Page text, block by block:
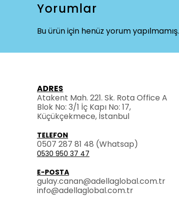
Yorumlar
Bu ürün için henüz yorum yapılmamış.
ADRES
Atakent Mah. 221. Sk. Rota Office A
Blok No: 3/1 İç Kapı No: 17,
Küçükçekmece, İstanbul
TELEFON
0507 287 81 48 (Whatsap)
0530 950 37 47
E-POSTA
gulay.canan@adellaglobal.com.tr
info@adellaglobal.com.tr